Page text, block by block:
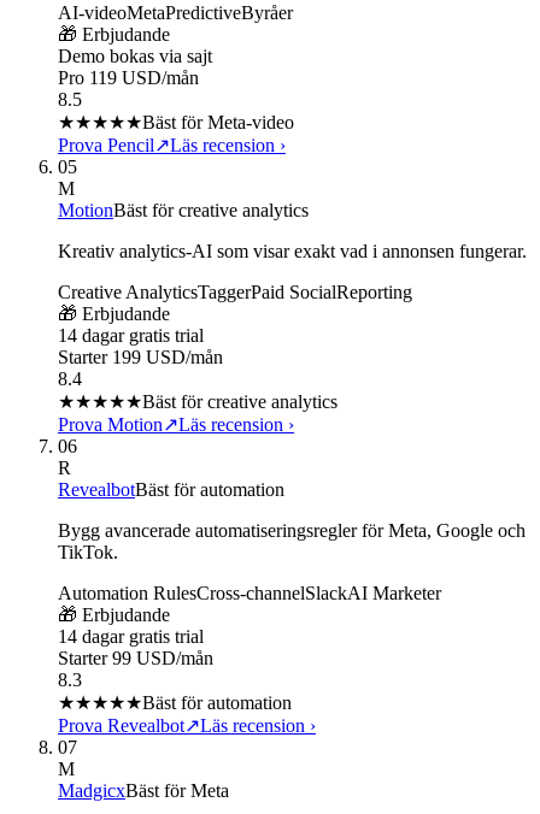
AI-videoMetaPredictiveByråer
🎁 Erbjudande
Demo bokas via sajt
Pro 119 USD/mån
8.5
★★★★★Bäst för Meta-video
Prova Pencil↗Läs recension ›
05
M
MotionBäst för creative analytics
Kreativ analytics-AI som visar exakt vad i annonsen fungerar.
Creative AnalyticsTaggerPaid SocialReporting
🎁 Erbjudande
14 dagar gratis trial
Starter 199 USD/mån
8.4
★★★★★Bäst för creative analytics
Prova Motion↗Läs recension ›
06
R
RevealbotBäst för automation
Bygg avancerade automatiseringsregler för Meta, Google och
TikTok.
Automation RulesCross-channelSlackAI Marketer
🎁 Erbjudande
14 dagar gratis trial
Starter 99 USD/mån
8.3
★★★★★Bäst för automation
Prova Revealbot↗Läs recension ›
07
M
MadgicxBäst för Meta